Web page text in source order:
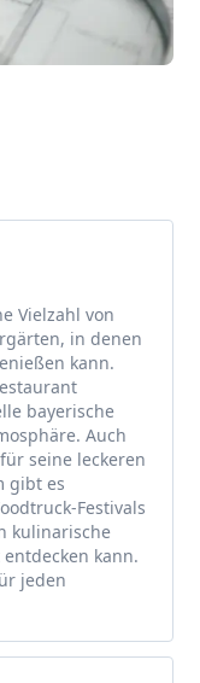
Vielzahl von
in denen
kann.
bayerische
Auch
seine leckeren
gibt es
Festivals
kulinarische
kann.
jeden